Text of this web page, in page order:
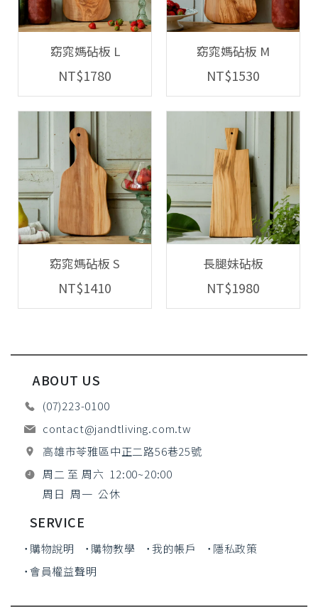
窈窕媽砧板 L
NT$1780
窈窕媽砧板 M
NT$1530
窈窕媽砧板 S
NT$1410
長腿妹砧板
NT$1980
ABOUT US
(07)223-0100
contact@jandtliving.com.tw
高雄市苓雅區中正二路56巷25號
周二 至 周六 12:00~20:00
周日 周一 公休
SERVICE
˙購物說明 ˙購物教學 ˙我的帳戶
˙隱私政策
˙會員權益聲明